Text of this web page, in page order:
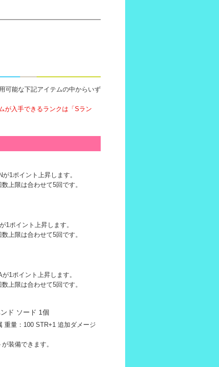
可能な下記アイテムの中からいず
が入手できるランクは「 Sラン
1ポイント上昇します。
上限は合わせて5回です。
1ポイント上昇します。
上限は合わせて5回です。
1ポイント上昇します。
上限は合わせて5回です。
ド ソード 1個
重量：100 STR+1 追加ダメージ
装備できます。